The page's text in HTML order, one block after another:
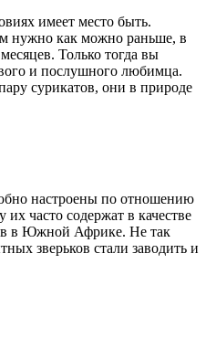
имеет место быть.
нужно как можно раньше, в
Только тогда вы
и послушного любимца.
сурикатов, они в природе
настроены по отношению
их часто содержат в качестве
в Южной Африке. Не так
зверьков стали заводить и